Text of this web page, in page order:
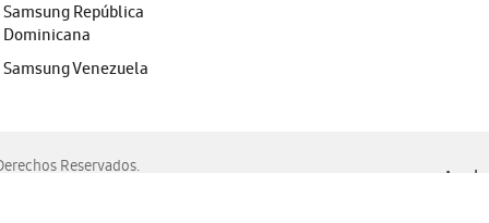
Samsung República
Dominicana
Samsung Venezuela
Reservados.